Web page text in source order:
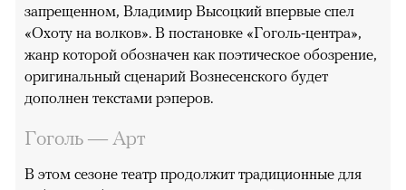
запрещенном, Владимир Высоцкий впервые спел
«Охоту на волков». В постановке «Гоголь-центра»,
жанр которой обозначен как поэтическое обозрение,
оригинальный сценарий Вознесенского будет
дополнен текстами рэперов.
Гоголь — Арт
В этом сезоне театр продолжит традиционные для